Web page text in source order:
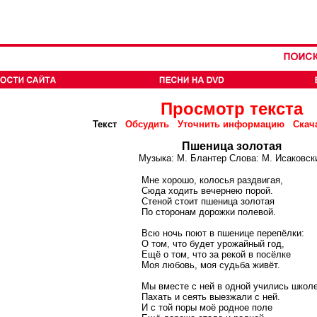
Просмотр текста
Текст Обсудить Уточнить информацию
Пшеница золотая
Музыка: М. Блантер Слова: М.
Мне хорошо, колосья раздвигая,
Сюда ходить вечернею порой.
Стеной стоит пшеница золотая
По сторонам дорожки полевой.
Всю ночь поют в пшенице перепёлки:
О том, что будет урожайный год,
Ещё о том, что за рекой в посёлке
Моя любовь, моя судьба живёт.
Мы вместе с ней в одной учились
Пахать и сеять выезжали с ней.
И с той поры моё родное поле